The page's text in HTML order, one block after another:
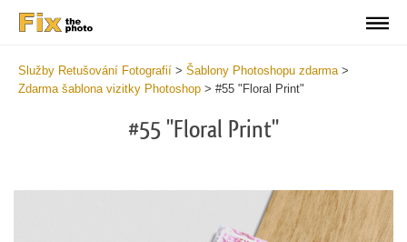
Služby Retušování Fotografií > Šablony Photoshopu zdarma>
Zdarma šablona vizitky Photoshop > #55 "Floral Print"
#55 "Floral Print"